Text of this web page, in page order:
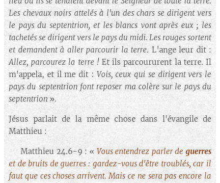
Les chevaux noirs attelés à l'un des chars se dirigent vers
le pays du septentrion, et les blancs vont après eux ; les
tachetés se dirigent vers le pays du midi. Les rouges sortent
et demandent à aller parcourir la terre. L'ange leur dit :
Allez, parcourez la terre ! Et ils parcoururent la terre. Il
m'appela, et il me dit : Vois, ceux qui se dirigent vers le
pays du septentrion font reposer ma colère sur le pays du
septentrion ».
Jésus parlait de la même chose dans l'évangile de
Matthieu :
🔘 Matthieu 24.6-9 : « Vous entendrez parler deguerres
et de bruits de guerres : gardez-vous d'être troublés, car il
faut que ces choses arrivent. Mais ce ne sera pas encore la